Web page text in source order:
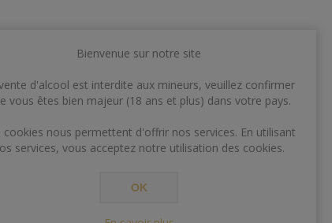
Bienvenue sur notre site
d'alcool est interdite aux mineurs, veuillez confirmer
vous êtes bien majeur (18 ans et plus) dans votre pays.
cookies nous permettent d'offrir nos services. En utilisant
services, vous acceptez notre utilisation des cookies.
OK